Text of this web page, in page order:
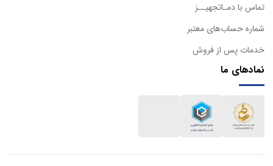
تماس با دمـاتجهیــز
شماره حساب‌های معتبر
خدمات پس از فروش
نمادهای ما